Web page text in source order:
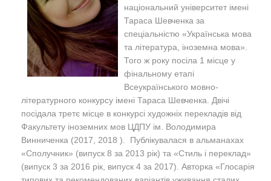
національний університет імені
Тараса Шевченка за
спеціальністю «Українська мова
та література, іноземна мова».
Того ж року посіла 1 місце у
фінальному етапі
Всеукраїнського мовно-
літературного конкурсу імені Тараса Шевченка. Двічі
посідала третє місце в конкурсі художніх перекладів від
Факультету іноземних мов ЦДПУ ім. Володимира
Винниченка (2017, 2018 ). Публікувалася в альманахах
«Сполучник» (випуск 8 за 2013 рік) та «Стиль і переклад»
(випуск 3 за 2016 рік, випуск 4 за 2017). Авторка «Глосарія